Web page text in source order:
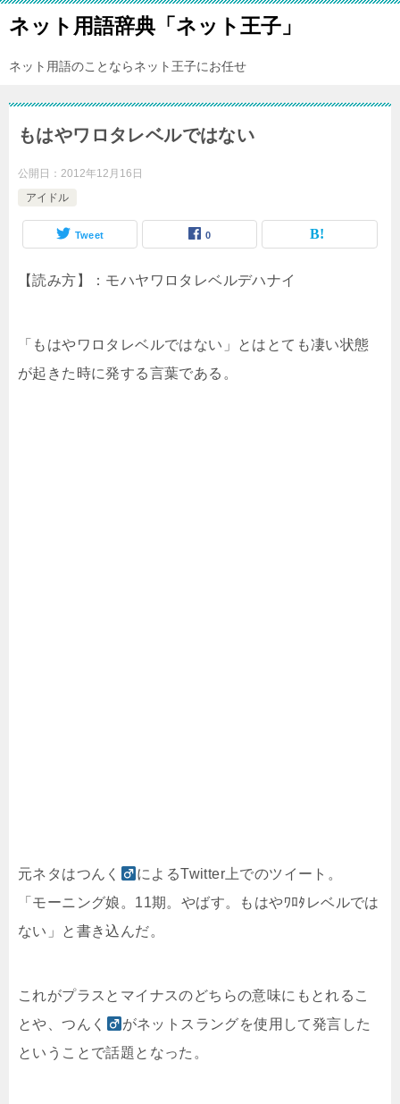
ネット用語辞典「ネット王子」
ネット用語のことならネット王子にお任せ
もはやワロタレベルではない
公開日： 2012年12月16日
アイドル
Tweet 0
【読み方】：モハヤワロタレベルデハナイ
「もはやワロタレベルではない」とはとても凄い状態
が起きた時に発する言葉である。
元ネタはつんく
によるTwitter上でのツイート。
「モーニング娘。11期。やばす。もはやﾜﾛﾀレベルでは
ない」と書き込んだ。
これがプラスとマイナスのどちらの意味にもとれるこ
とや、つんく
がネットスラングを使用して発言した
ということで話題となった。